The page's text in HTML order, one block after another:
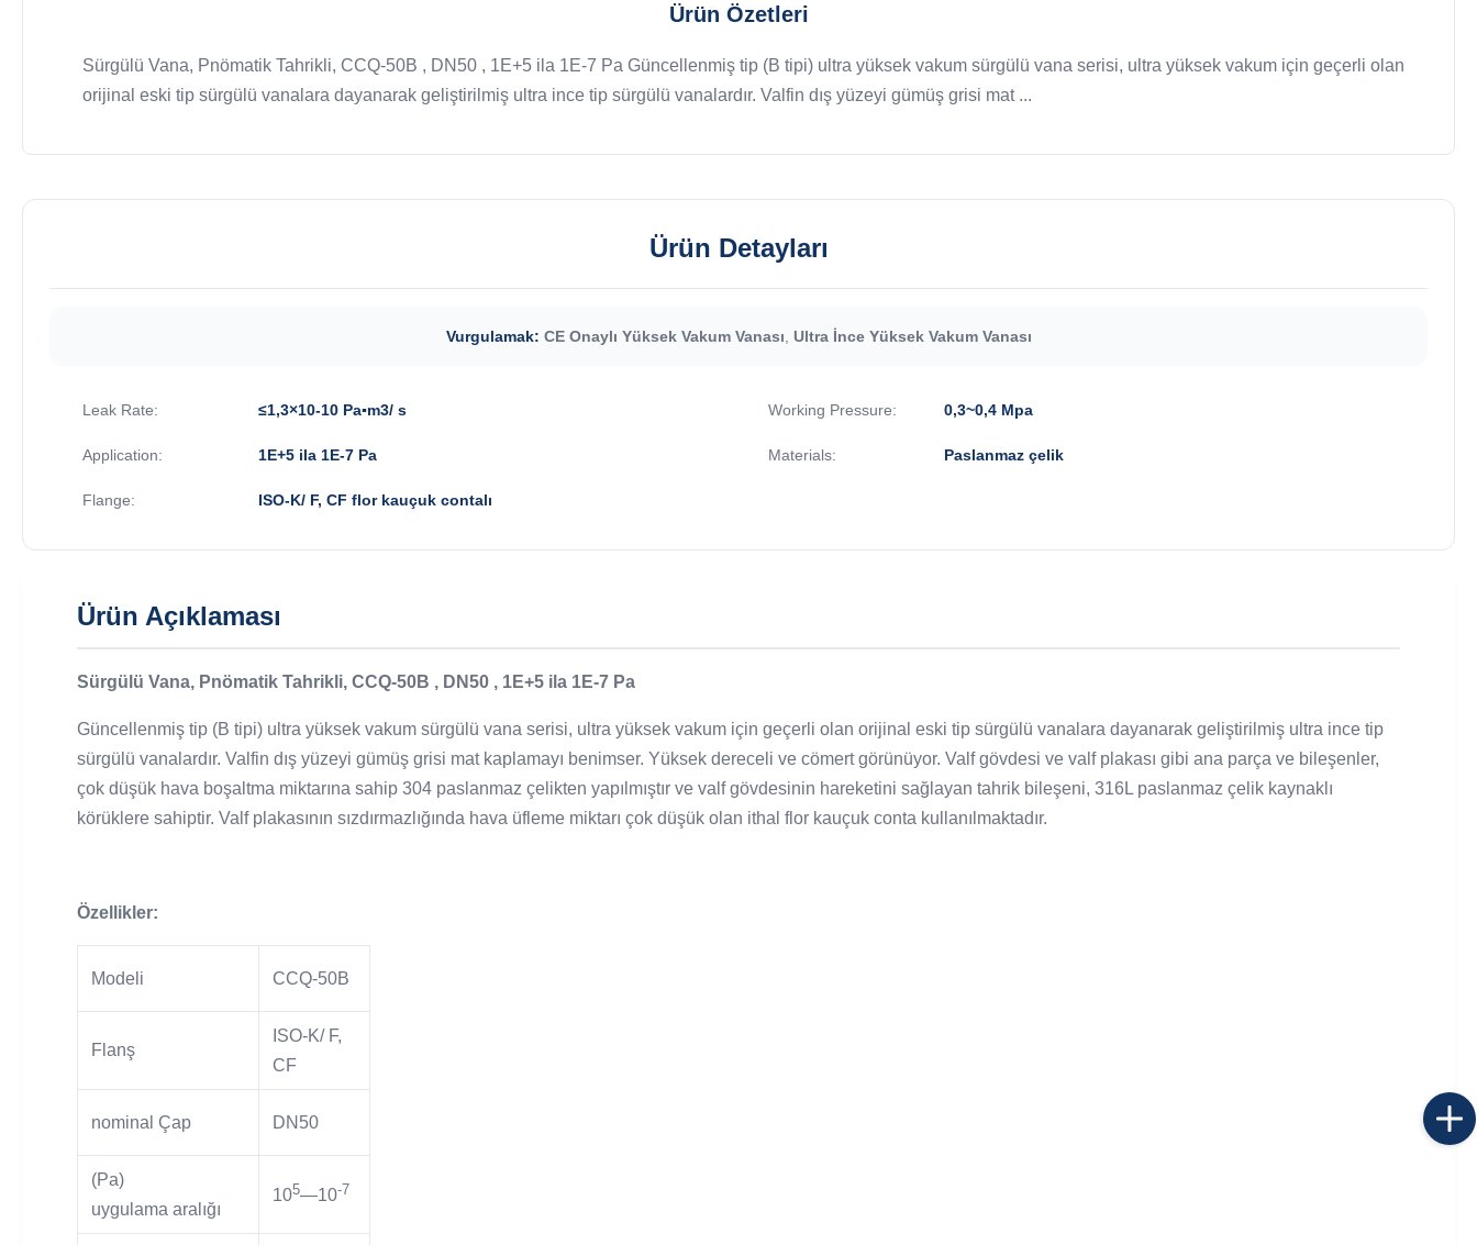
Ürün Özetleri
Sürgülü Vana, Pnömatik Tahrikli, CCQ-50B , DN50 , 1E+5 ila 1E-7 Pa Güncellenmiş tip (B tipi) ultra yüksek vakum sürgülü vana serisi, ultra yüksek vakum için geçerli olan
orijinal eski tip sürgülü vanalara dayanarak geliştirilmiş ultra ince tip sürgülü vanalardır. Valfin dış yüzeyi gümüş grisi mat ...
Ürün Detayları
Vurgulamak: CE Onaylı Yüksek Vakum Vanası Ultra İnce Yüksek Vakum Vanası
Leak Rate: ≤1,3×10-10 Pa▪m3/ s Working Pressure: 0,3~0,4 Mpa
Application: 1E+5 ila 1E-7 Pa Materials: Paslanmaz çelik
Flange: ISO-K/ F, CF flor kauçuk contalı
Ürün Açıklaması
Sürgülü Vana, Pnömatik Tahrikli, CCQ-50B , DN50 , 1E+5 ila 1E-7 Pa
Güncellenmiş tip (B tipi) ultra yüksek vakum sürgülü vana serisi, ultra yüksek vakum için geçerli olan orijinal eski tip sürgülü vanalara dayanarak geliştirilmiş ultra ince tip
sürgülü vanalardır. Valfin dış yüzeyi gümüş grisi mat kaplamayı benimser. Yüksek dereceli ve cömert görünüyor. Valf gövdesi ve valf plakası gibi ana parça ve bileşenler,
çok düşük hava boşaltma miktarına sahip 304 paslanmaz çelikten yapılmıştır ve valf gövdesinin hareketini sağlayan tahrik bileşeni, 316L paslanmaz çelik kaynaklı
körüklere sahiptir. Valf plakasının sızdırmazlığında hava üfleme miktarı çok düşük olan ithal flor kauçuk conta kullanılmaktadır.
Özellikler:
Modeli CCQ-50B
Flanş
ISO-K/ F,
CF
nominal Çap DN50
(Pa)
uygulama aralığı
105—10-7